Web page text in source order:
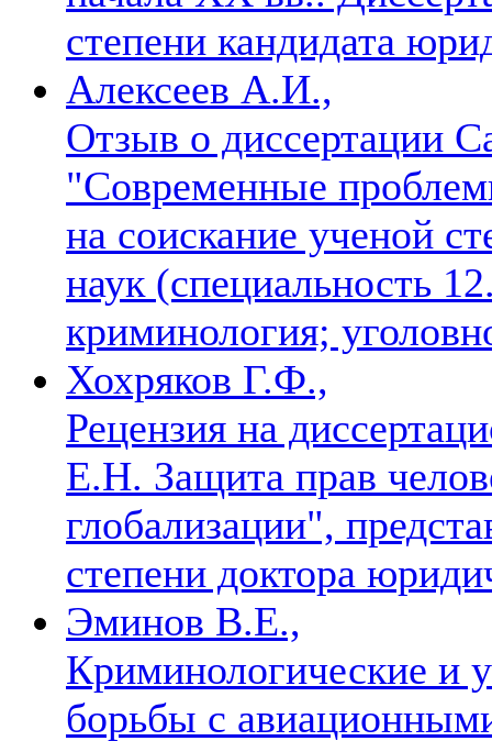
степени кандидата
Алексеев А.И.,
Отзыв о диссертации
"Современные
на соискание ученой
наук (специальность
криминология;
Хохряков Г.Ф.,
Рецензия на
Е.Н. Защита прав
глобализации",
степени доктора
Эминов В.Е.,
Криминологические и
борьбы с